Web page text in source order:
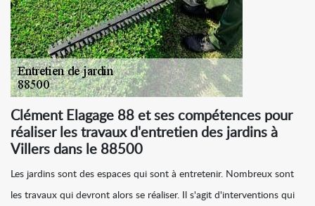
Clément Elagage 88 et ses compétences pour
réaliser les travaux d'entretien des jardins à
Villers dans le 88500
Les jardins sont des espaces qui sont à entretenir. Nombreux sont
les travaux qui devront alors se réaliser. Il s'agit d'interventions qui